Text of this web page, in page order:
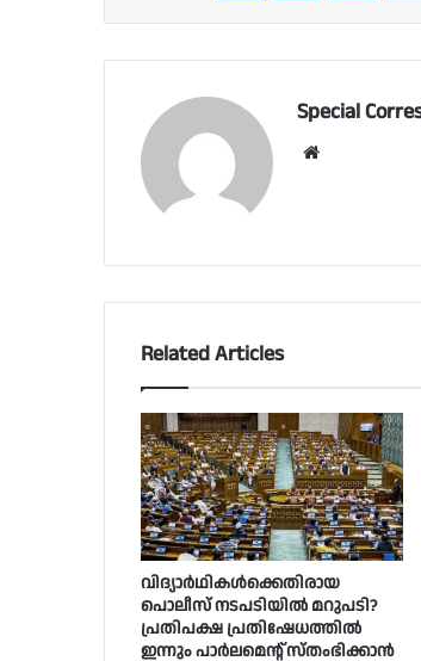
Special
Related Articles
വിദ്യാര്‍ഥികള്‍ക്കെതിരായ
പൊലീസ് നടപടിയില്‍ മറുപടി?
പ്രതിപക്ഷ പ്രതിഷേധത്തില്‍
ഇന്നും പാര്‍ലമെന്റ് സ്തംഭിക്കാന്‍